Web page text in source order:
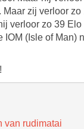
Maar zij verloor zo
verloor zo 39 Elo
IOM (Isle of Man)
van rudimatai